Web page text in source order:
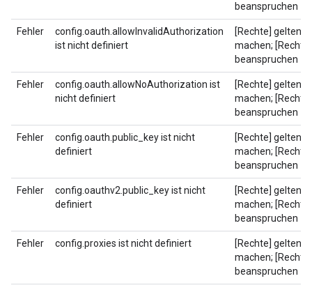
beanspruchen
Fehler
config.oauth.allowInvalidAuthorization
ist nicht definiert
[Rechte] geltend
machen; [Rechte]
beanspruchen
Fehler
config.oauth.allowNoAuthorization ist
nicht definiert
[Rechte] geltend
machen; [Rechte]
beanspruchen
Fehler
config.oauth.public_key ist nicht
definiert
[Rechte] geltend
machen; [Rechte]
beanspruchen
Fehler
config.oauthv2.public_key ist nicht
definiert
[Rechte] geltend
machen; [Rechte]
beanspruchen
Fehler config.proxies ist nicht definiert
[Rechte] geltend
machen; [Rechte]
beanspruchen